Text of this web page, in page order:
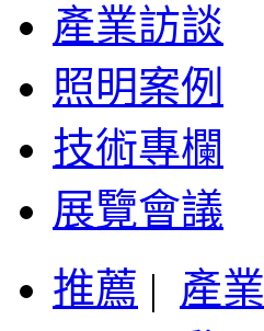
產業訪談
照明案例
技術專欄
展覽會議
推薦 | 產業